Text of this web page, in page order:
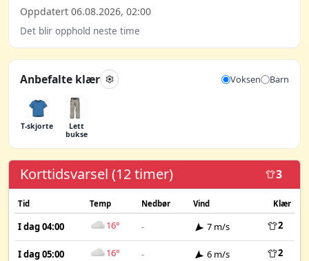
Oppdatert 06.08.2026, 02:00
Det blir opphold neste time
Anbefalte klær Voksen Barn
T-skjorte
Lett
bukse
Korttidsvarsel (12 timer) 3
Tid Temp Nedbør Vind Klær
I dag 04:00 16° - 7 m/s 2
I dag 05:00 16° - 6 m/s 2